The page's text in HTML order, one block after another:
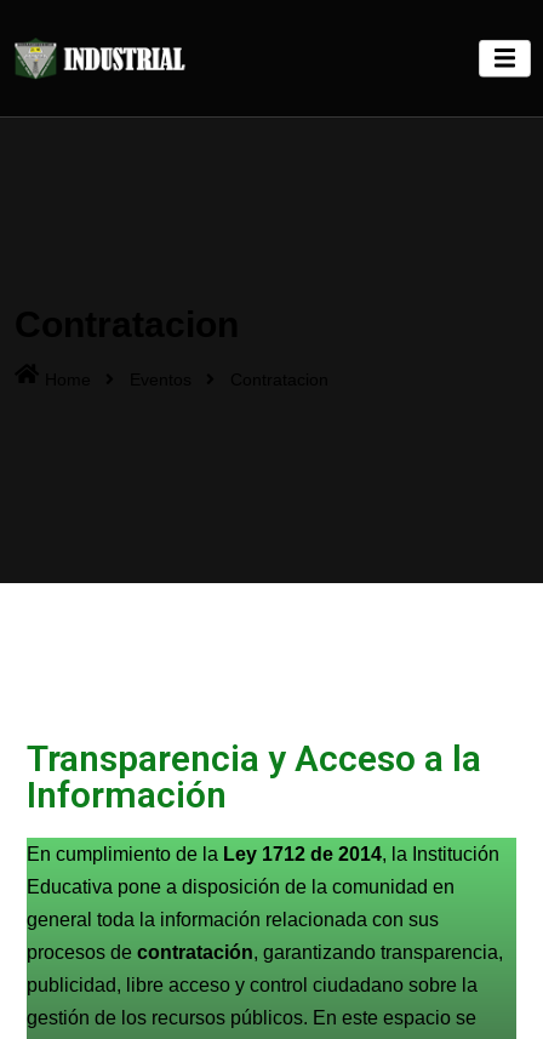
Transparencia y Acceso a la
Información
En cumplimiento de la Ley 1712 de 2014, la Institución
Educativa pone a disposición de la comunidad en
general toda la información relacionada con sus
procesos de contratación, garantizando transparencia,
publicidad, libre acceso y control ciudadano sobre la
gestión de los recursos públicos. En este espacio se